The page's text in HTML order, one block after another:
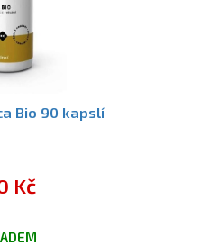
Bio 90 kapslí
Kč